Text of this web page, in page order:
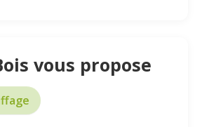
vous propose